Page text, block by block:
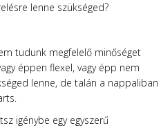
lenne szükséged?
tudunk megfelelő minőséget
éppen flexel, vagy épp nem
lenne, de talán a nappaliban
igénybe egy egyszerű